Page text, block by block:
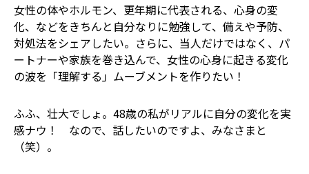
女性の体やホルモン、更年期に代表される、心身の変
化、などをきちんと自分なりに勉強して、備えや予防、
対処法をシェアしたい。さらに、当人だけではなく、パ
ートナーや家族を巻き込んで、女性の心身に起きる変化
の波を「理解する」ムーブメントを作りたい！
ふふ、壮大でしょ。48歳の私がリアルに自分の変化を実
感ナウ！ なので、話したいのですよ、みなさまと
（笑）。